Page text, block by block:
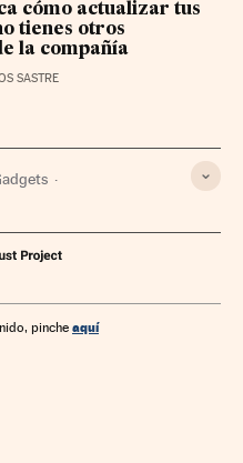
cómo actualizar tus
tienes otros
la compañía
SASTRE
movilidad
pinche aquí